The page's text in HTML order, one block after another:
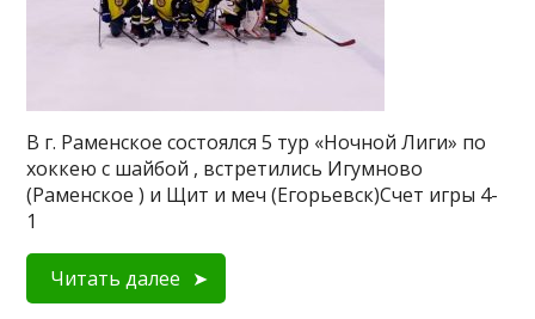
В г. Раменское состоялся 5 тур «Ночной Лиги» по
хоккею с шайбой , встретились Игумново
(Раменское ) и Щит и меч (Егорьевск)Счет игры 4-
1
Читать далее